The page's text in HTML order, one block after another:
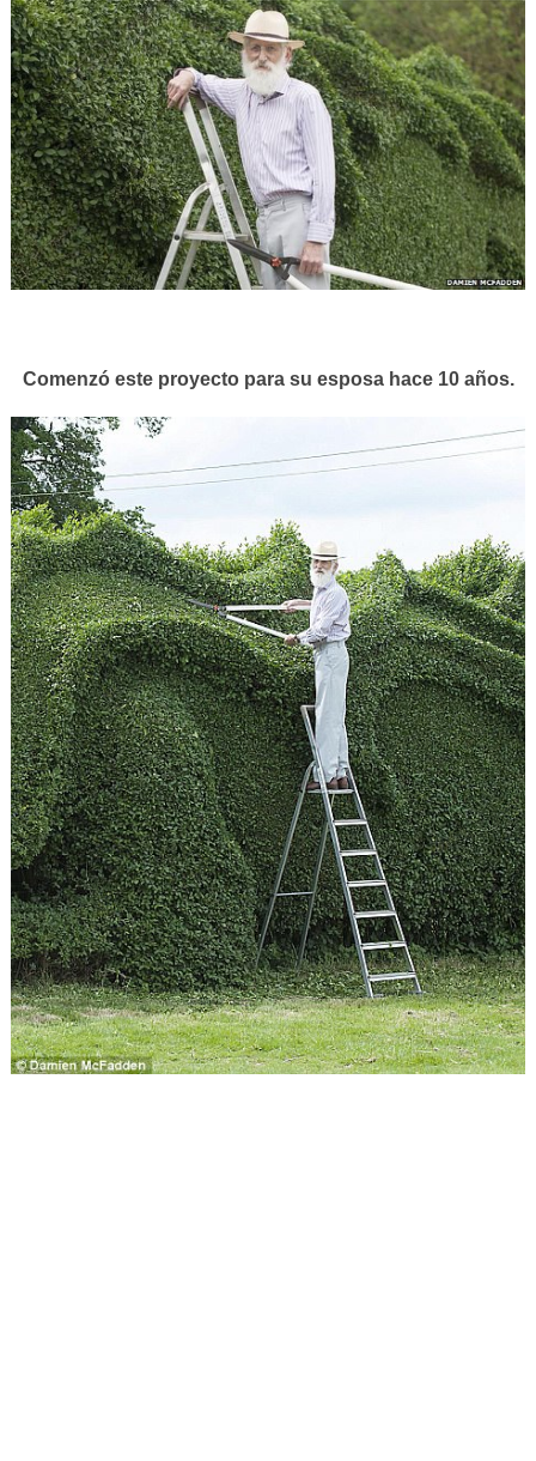
Comenzó este proyecto para su esposa hace 10 años.